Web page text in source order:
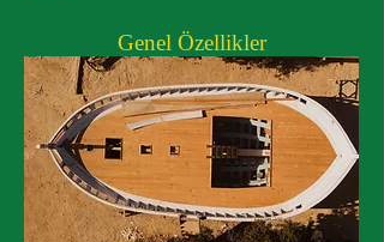
Genel Özellikler